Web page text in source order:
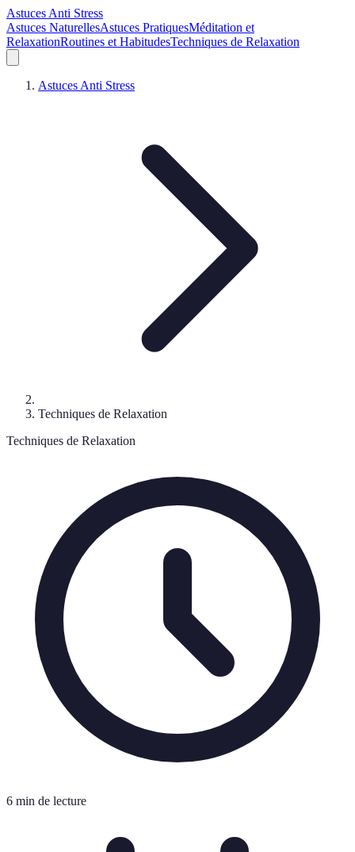
Astuces Anti Stress
Astuces NaturellesAstuces PratiquesMéditation et
RelaxationRoutines et HabitudesTechniques de Relaxation
Astuces Anti Stress
Techniques de Relaxation
Techniques de Relaxation
6 min de lecture